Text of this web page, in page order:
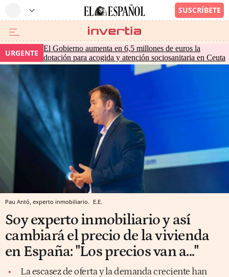
URGENTE
El Gobierno aumenta en 6,5 millones de euros la
dotación para acogida y atención sociosanitaria en Ceuta
Pau Antó, experto inmobiliario. E.E.
Soy experto inmobiliario y así
cambiará el precio de la vivienda
en España: "Los precios van a..."
La escasez de oferta y la demanda creciente han